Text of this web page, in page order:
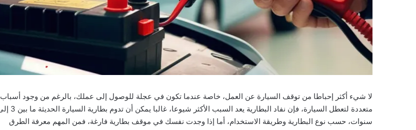
لا شيء أكثر إحباطا من توقف السيارة عن العمل، خاصة عندما تكون في عجلة للوصول إلى عملك، بالرغم من وجود أسباب
سنوات، حسب نوع البطارية وطريقة الاستخدام، أما إذا وجدت نفسك في موقف بطارية فارغة، فمن المهم معرفة الطرق